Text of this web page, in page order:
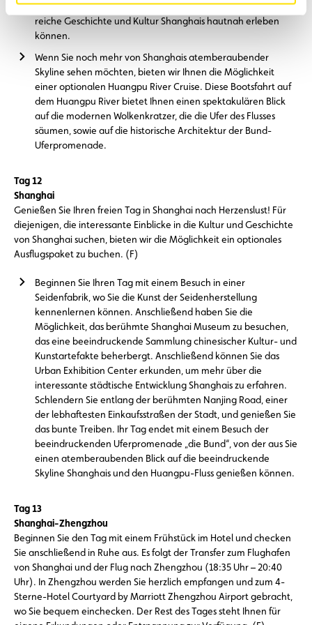
Liyang Road, Sichuan Bei Road und Duolun Road, wo Sie die
reiche Geschichte und Kultur Shanghais hautnah erleben
können.
Wenn Sie noch mehr von Shanghais atemberaubender
Skyline sehen möchten, bieten wir Ihnen die Möglichkeit
einer optionalen Huangpu River Cruise. Diese Bootsfahrt auf
dem Huangpu River bietet Ihnen einen spektakulären Blick
auf die modernen Wolkenkratzer, die die Ufer des Flusses
säumen, sowie auf die historische Architektur der Bund-
Uferpromenade.
Tag 12
Shanghai
Genießen Sie Ihren freien Tag in Shanghai nach Herzenslust! Für
diejenigen, die interessante Einblicke in die Kultur und Geschichte
von Shanghai suchen, bieten wir die Möglichkeit ein optionales
Ausflugspaket zu buchen. (F)
Beginnen Sie Ihren Tag mit einem Besuch in einer
Seidenfabrik, wo Sie die Kunst der Seidenherstellung
kennenlernen können. Anschließend haben Sie die
Möglichkeit, das berühmte Shanghai Museum zu besuchen,
das eine beeindruckende Sammlung chinesischer Kultur- und
Kunstartefakte beherbergt. Anschließend können Sie das
Urban Exhibition Center erkunden, um mehr über die
interessante städtische Entwicklung Shanghais zu erfahren.
Schlendern Sie entlang der berühmten Nanjing Road, einer
der lebhaftesten Einkaufsstraßen der Stadt, und genießen Sie
das bunte Treiben. Ihr Tag endet mit einem Besuch der
beeindruckenden Uferpromenade „die Bund“, von der aus Sie
einen atemberaubenden Blick auf die beeindruckende
Skyline Shanghais und den Huangpu-Fluss genießen können.
Tag 13
Shanghai-Zhengzhou
Beginnen Sie den Tag mit einem Frühstück im Hotel und checken
Sie anschließend in Ruhe aus. Es folgt der Transfer zum Flughafen
von Shanghai und der Flug nach Zhengzhou (18:35 Uhr – 20:40
Uhr). In Zhengzhou werden Sie herzlich empfangen und zum 4-
Sterne-Hotel Courtyard by Marriott Zhengzhou Airport gebracht,
wo Sie bequem einchecken. Der Rest des Tages steht Ihnen für